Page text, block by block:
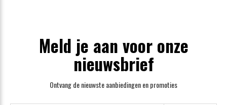
Meld je aan voor onze
nieuwsbrief
Ontvang de nieuwste aanbiedingen en promoties